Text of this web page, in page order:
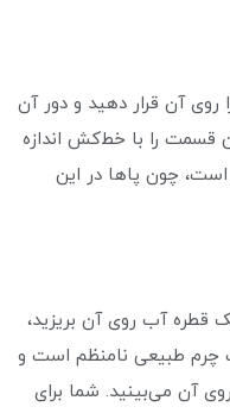
روی آن قرار دهید و دور آن
قسمت را با خط‌کش اندازه
است، چون پاها در این
قطره آب روی آن بریزید،
طبیعی نامنظم است و
آن می‌بینید. شما برای